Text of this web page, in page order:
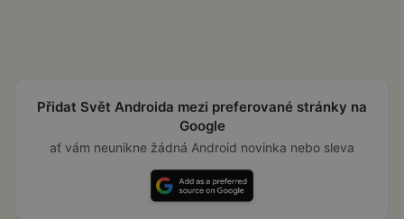
Přidat Svět Androida mezi preferované stránky na
Google
ať vám neunikne žádná Android novinka nebo sleva